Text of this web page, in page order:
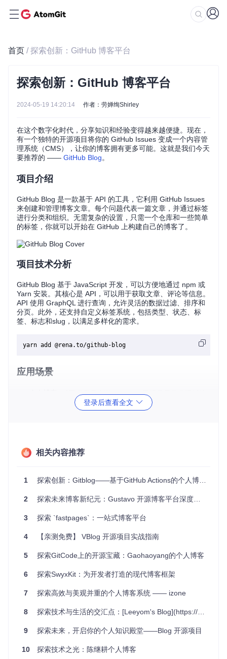
首页 / 探索创新：GitHub 博客平台
探索创新：GitHub 博客平台
2024-05-19 14:20:14 作者：劳婵绚Shirley
在这个数字化时代，分享知识和经验变得越来越便捷。现在，
有一个独特的开源项目将你的 GitHub Issues 变成一个内容管
理系统（CMS），让你的博客拥有更多可能。这就是我们今天
要推荐的 —— GitHub Blog。
项目介绍
GitHub Blog 是一款基于 API 的工具，它利用 GitHub Issues
来创建和管理博客文章。每个问题代表一篇文章，并通过标签
进行分类和组织。无需复杂的设置，只需一个仓库和一些简单
的标签，你就可以开始在 GitHub 上构建自己的博客了。
项目技术分析
GitHub Blog 基于 JavaScript 开发，可以方便地通过 npm 或
Yarn 安装。其核心是 API，可以用于获取文章、评论等信息。
API 使用 GraphQL 进行查询，允许灵活的数据过滤、排序和
分页。此外，还支持自定义标签系统，包括类型、状态、标
签、标志和slug，以满足多样化的需求。
应用场景
: 对于程序员来说，GitHub 已经是日常代码托管
的地方，现在你可以在此基础上建立个人博客，轻松分享
本控制和历史查看。
项目特点
简洁易用: 仅需仓库和标签就能快速上手，API 设计直观，
灵活性高: 自定义标签系统提供多种分类方式，满足不同场
强大查询: 支持搜索、筛选、排序和分页，让数据管理更高
互动性强: 结合 GitHub 的评论和反应功能，增强与读者的
内容管理方式，GitHub Blog 肯定值得尝试。立即加入，开启
登录后查看全文
相关内容推荐
1 探索创新：Gitblog——基于GitHub Actions的个人博客搭建革命
2 探索未来博客新纪元：Gustavo 开源博客平台深度揭秘
3 探索 `fastpages`：一站式博客平台
4 【亲测免费】 VBlog 开源项目实战指南
5 探索GitCode上的开源宝藏：Gaohaoyang的个人博客
6 探索SwyxKit：为开发者打造的现代博客框架
7 探索高效与美观并重的个人博客系统 —— izone
8 探索技术与生活的交汇点：[Leeyom's Blog](https://blog.leeyom.top) —— 深度开源项目推介
9 探索未来，开启你的个人知识殿堂——Blog 开源项目
10 探索技术之光：陈继耕个人博客